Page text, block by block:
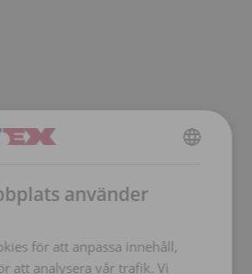
ENGLISH TRANSLATION
använder
för att anpassa innehåll,
att analysera vår trafik. Vi